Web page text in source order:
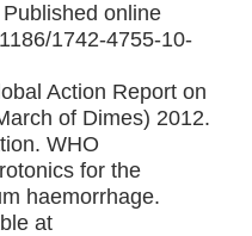
online
1742-4755-10-
Action Report on
of Dimes) 2012.
WHO
for the
haemorrhage.
at